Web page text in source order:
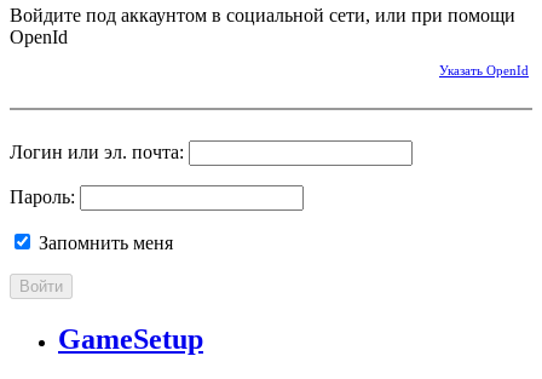
Войдите под аккаунтом в социальной сети, или при помощи
OpenId
Указать OpenId
Логин или эл. почта:
Пароль:
Запомнить меня
Войти
GameSetup